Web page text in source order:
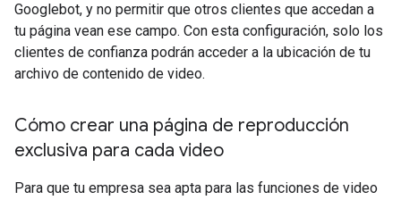
Googlebot, y no permitir que otros clientes que accedan a
tu página vean ese campo. Con esta configuración, solo los
clientes de confianza podrán acceder a la ubicación de tu
archivo de contenido de video.
Cómo crear una página de reproducción
exclusiva para cada video
Para que tu empresa sea apta para las funciones de video